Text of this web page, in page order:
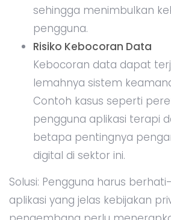
sehingga menimbulkan
pengguna.
Risiko Kebocoran Data
Kebocoran data dapat
lemahnya sistem
Contoh kasus seperti
pengguna aplikasi terapi
betapa pentingnya
digital di sektor ini.
Solusi: Pengguna harus
aplikasi yang jelas kebijakan